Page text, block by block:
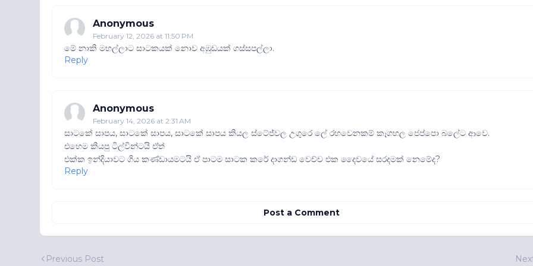
Anonymous
February 12, 2026 at 11:50 PM
මේ නාකි මහල්ලාට සාටකයක් නොව අඹුඩයක් ගස්සපල්ලා.
Reply
Anonymous
February 14, 2026 at 2:31 AM
සාටකේ සාපය, සාටකේ සාපය, සාටකේ සාපය කියල ස්ටේජ්වල උගුරෙ ලේ රහවෙනකම් කෑගහල ජෙප්පො බලේට ආවෙ.
එහෙම කියපු ටිල්වින්ටයි ඒත්
එක්ක ඉන්දියාවට ගිය කණ්ඩායමටයි ඒ පාටම සාටක කරේ දාගන්ඩ වෙච්ච එක දෛවයේ සරදමක් නෙමේද?
Reply
Post a Comment
Previous Post